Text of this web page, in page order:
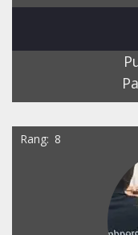
Rang 8